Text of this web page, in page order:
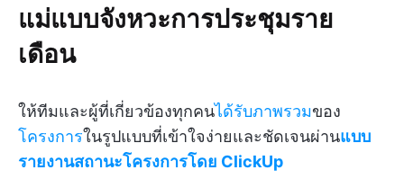
แม่แบบจังหวะการประชุมราย
เดือน
ให้ทีมและผู้ที่เกี่ยวข้องทุกคนได้รับภาพรวมของ
โครงการในรูปแบบที่เข้าใจง่ายและชัดเจนผ่านแบบ
รายงานสถานะโครงการโดย ClickUp